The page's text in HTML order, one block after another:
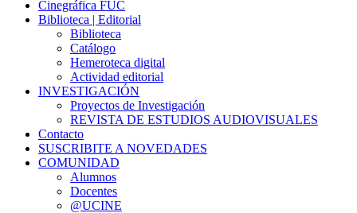
Cinegráfica FUC
Biblioteca | Editorial
Biblioteca
Catálogo
Hemeroteca digital
Actividad editorial
INVESTIGACIÓN
Proyectos de Investigación
REVISTA DE ESTUDIOS AUDIOVISUALES
Contacto
SUSCRIBITE A NOVEDADES
COMUNIDAD
Alumnos
Docentes
@UCINE